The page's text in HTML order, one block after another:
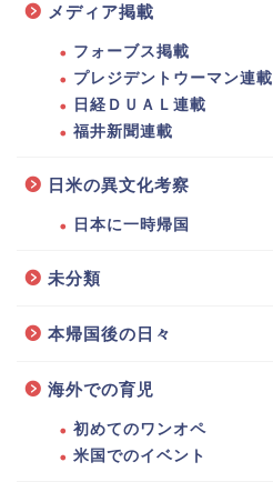
メディア掲載
フォーブス掲載
プレジデントウーマン連載
日経ＤＵＡＬ連載
福井新聞連載
日米の異文化考察
日本に一時帰国
未分類
本帰国後の日々
海外での育児
初めてのワンオペ
米国でのイベント